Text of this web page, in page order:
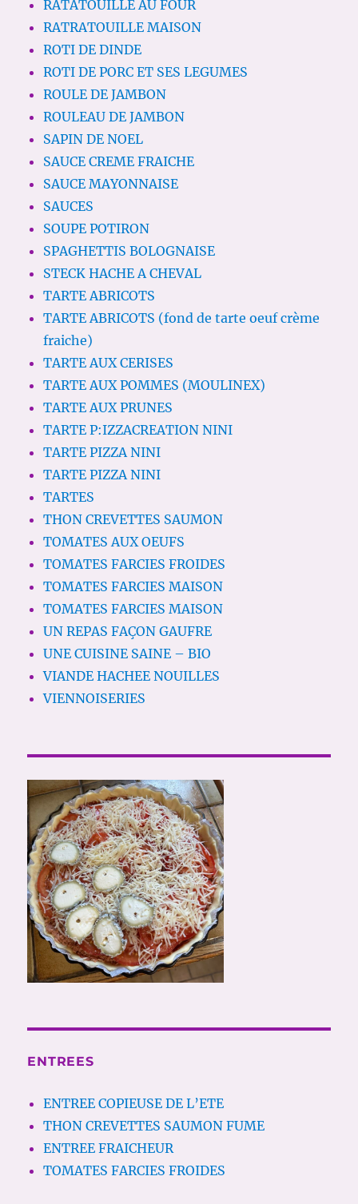
RATATOUILLE AU FOUR
RATRATOUILLE MAISON
ROTI DE DINDE
ROTI DE PORC ET SES LEGUMES
ROULE DE JAMBON
ROULEAU DE JAMBON
SAPIN DE NOEL
SAUCE CREME FRAICHE
SAUCE MAYONNAISE
SAUCES
SOUPE POTIRON
SPAGHETTIS BOLOGNAISE
STECK HACHE A CHEVAL
TARTE ABRICOTS
TARTE ABRICOTS (fond de tarte oeuf crème
fraiche)
TARTE AUX CERISES
TARTE AUX POMMES (MOULINEX)
TARTE AUX PRUNES
TARTE P:IZZACREATION NINI
TARTE PIZZA NINI
TARTE PIZZA NINI
TARTES
THON CREVETTES SAUMON
TOMATES AUX OEUFS
TOMATES FARCIES FROIDES
TOMATES FARCIES MAISON
TOMATES FARCIES MAISON
UN REPAS FAÇON GAUFRE
UNE CUISINE SAINE – BIO
VIANDE HACHEE NOUILLES
VIENNOISERIES
ENTREES
ENTREE COPIEUSE DE L’ETE
THON CREVETTES SAUMON FUME
ENTREE FRAICHEUR
TOMATES FARCIES FROIDES